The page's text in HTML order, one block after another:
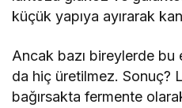
küçük yapıya ayırarak
Ancak bazı bireylerde
da hiç üretilmez. Sonuç?
bağırsakta fermente